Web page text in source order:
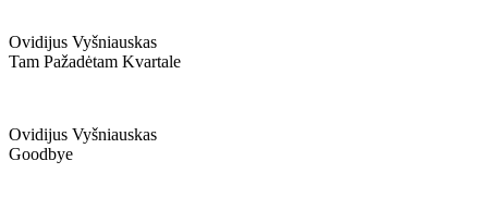
Ovidijus Vyšniauskas
Tam Pažadėtam Kvartale
Ovidijus Vyšniauskas
Goodbye